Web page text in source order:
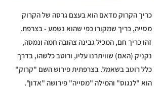
כריך הקרוק מדאם הוא בעצם גרסה של הקרוק
מסייה, כריך שמקורו כפי שהוא נשמע - בצרפת.
זהו כריך חם, המכיל גבינה צהובה חמה ונמסה,
נקניק (האם) שוויתרנו עליו, ורוטב כלשהו, בדרך
כלל רוטב בשאמל. בצרפתית פירוש השם "קרוק"
הוא "לנגוס" והמילה "מסייה" פירושה "אדון".